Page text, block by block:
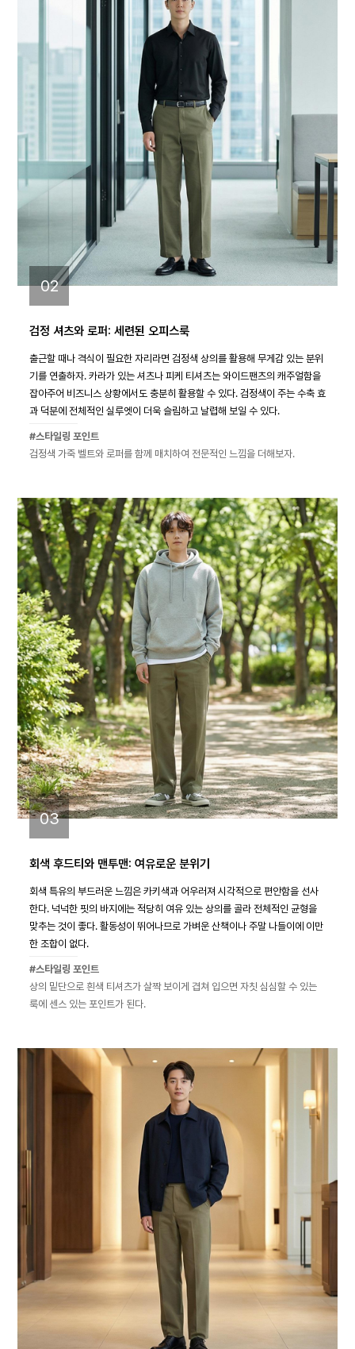
02
검정 셔츠와 로퍼: 세련된 오피스룩
출근할 때나 격식이 필요한 자리라면 검정색 상의를 활용해 무게감 있는 분위
기를 연출하자. 카라가 있는 셔츠나 피케 티셔츠는 와이드팬츠의 캐주얼함을
잡아주어 비즈니스 상황에서도 충분히 활용할 수 있다. 검정색이 주는 수축 효
과 덕분에 전체적인 실루엣이 더욱 슬림하고 날렵해 보일 수 있다.
#스타일링 포인트
검정색 가죽 벨트와 로퍼를 함께 매치하여 전문적인 느낌을 더해보자.
03
회색 후드티와 맨투맨: 여유로운 분위기
회색 특유의 부드러운 느낌은 카키색과 어우러져 시각적으로 편안함을 선사
한다. 넉넉한 핏의 바지에는 적당히 여유 있는 상의를 골라 전체적인 균형을
맞추는 것이 좋다. 활동성이 뛰어나므로 가벼운 산책이나 주말 나들이에 이만
한 조합이 없다.
#스타일링 포인트
상의 밑단으로 흰색 티셔츠가 살짝 보이게 겹쳐 입으면 자칫 심심할 수 있는
룩에 센스 있는 포인트가 된다.